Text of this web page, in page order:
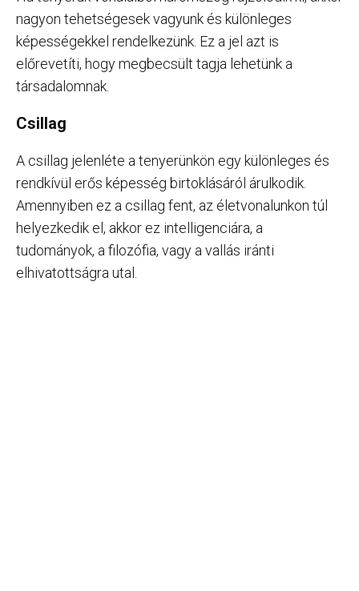
nagyon tehetségesek vagyunk és különleges
képességekkel rendelkezünk. Ez a jel azt is
előrevetíti, hogy megbecsült tagja lehetünk a
társadalomnak.
Csillag
A csillag jelenléte a tenyerünkön egy különleges és
rendkívül erős képesség birtoklásáról árulkodik.
Amennyiben ez a csillag fent, az életvonalunkon túl
helyezkedik el, akkor ez intelligenciára, a
tudományok, a filozófia, vagy a vallás iránti
elhivatottságra utal.